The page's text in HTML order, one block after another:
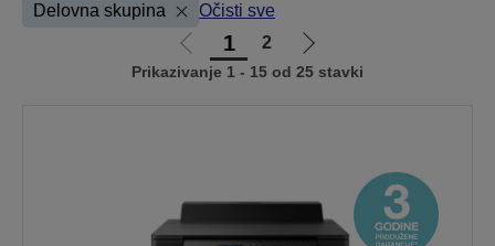
Delovna skupina Očisti sve
Idi
na
1 2
Idi
na
Prikazivanje 1 - 15 od 25 stavki